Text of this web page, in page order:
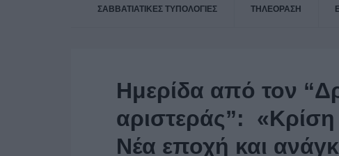
ΣΑΒΒΑΤΙΑΤΙΚΕΣ ΤΥΠΟΛΟΓΙΕΣ ΤΗΛΕΟΡΑΣΗ
Ημερίδα από τον
αριστεράς”:
Νέα εποχή και